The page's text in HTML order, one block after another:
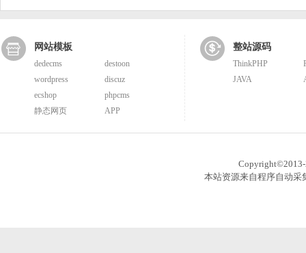
网站模板
dedecms
destoon
wordpress
discuz
ecshop
phpcms
静态网页
APP
整站源码
ThinkPHP
JAVA
Copyright©2013-
本站资源来自程序自动采